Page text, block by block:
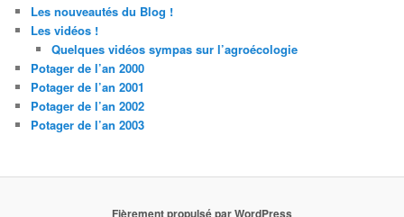
Les nouveautés du Blog !
Les vidéos !
Quelques vidéos sympas sur l’agroécologie
Potager de l’an 2000
Potager de l’an 2001
Potager de l’an 2002
Potager de l’an 2003
Fièrement propulsé par WordPress